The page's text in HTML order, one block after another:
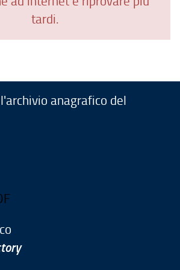
tardi.
anagrafico del